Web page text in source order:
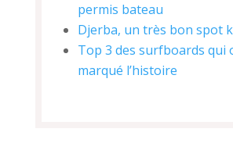
permis bateau
Djerba, un très bon spot
Top 3 des surfboards qui
marqué l’histoire